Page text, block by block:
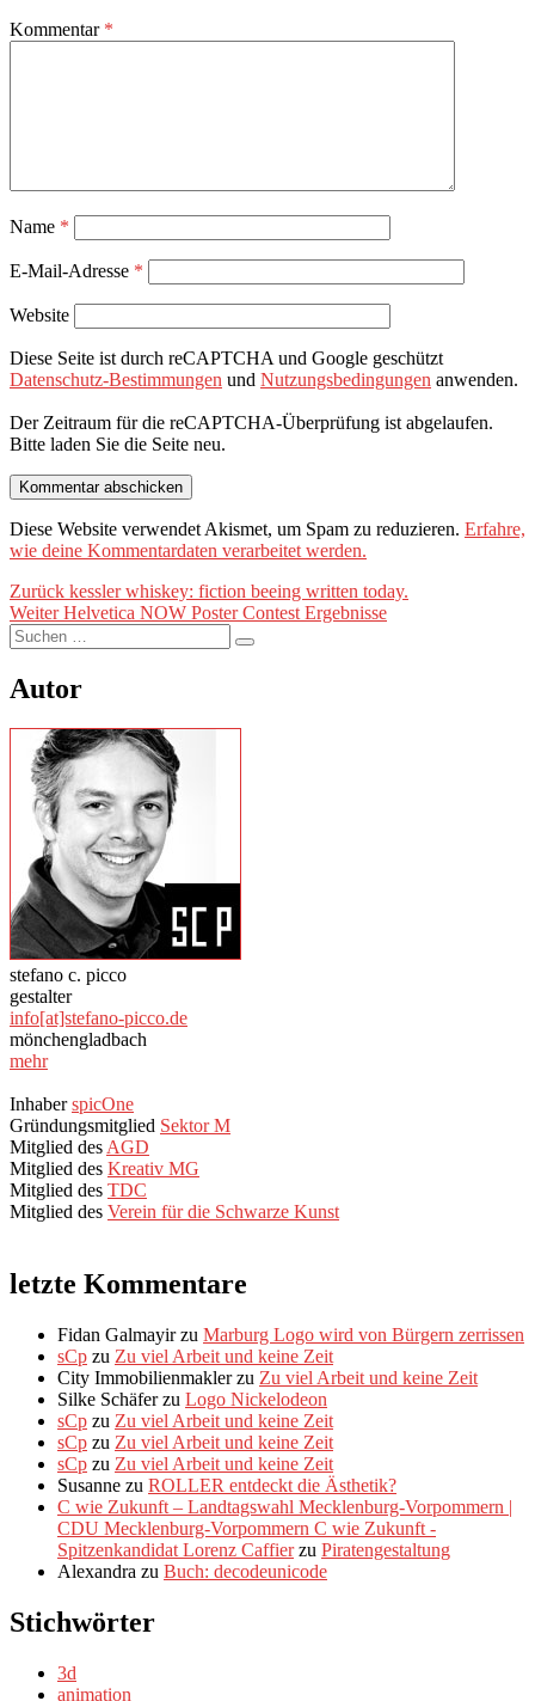
Kommentar *
Name *
E-Mail-Adresse *
Website
Diese Seite ist durch reCAPTCHA und Google geschützt
Datenschutz-Bestimmungen und Nutzungsbedingungen anwenden.
Der Zeitraum für die reCAPTCHA-Überprüfung ist abgelaufen.
Bitte laden Sie die Seite neu.
Diese Website verwendet Akismet, um Spam zu reduzieren. Erfahre,
wie deine Kommentardaten verarbeitet werden.
Beitragsnavigation
Zurück Vorheriger
Beitrag:
kessler whiskey: fiction beeing written today.
Weiter Nächster
Beitrag:
Helvetica NOW Poster Contest Ergebnisse
Suchen
nach:
Suchen
Autor
stefano c. picco
gestalter
info[at]stefano-picco.de
mönchengladbach
mehr
InhaberspicOne
Gründungsmitglied Sektor M
Mitglied desAGD
Mitglied des Kreativ MG
Mitglied des TDC
Mitglied des Verein für die Schwarze Kunst
letzte Kommentare
Fidan Galmayirzu Marburg Logo wird von Bürgern zerrissen
sCp zu Zu viel Arbeit und keine Zeit
City Immobilienmaklerzu Zu viel Arbeit und keine Zeit
Silke Schäferzu Logo Nickelodeon
sCp zu Zu viel Arbeit und keine Zeit
sCp zu Zu viel Arbeit und keine Zeit
sCp zu Zu viel Arbeit und keine Zeit
Susanne zu ROLLER entdeckt die Ästhetik?
C wie Zukunft – Landtagswahl Mecklenburg-Vorpommern |
CDU Mecklenburg-Vorpommern C wie Zukunft -
Spitzenkandidat Lorenz Caffierzu Piratengestaltung
Alexandra zu Buch: decodeunicode
Stichwörter
3d
animation